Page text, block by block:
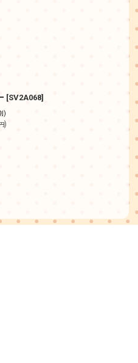
[SV2A068]
)
)
エ
30
税込